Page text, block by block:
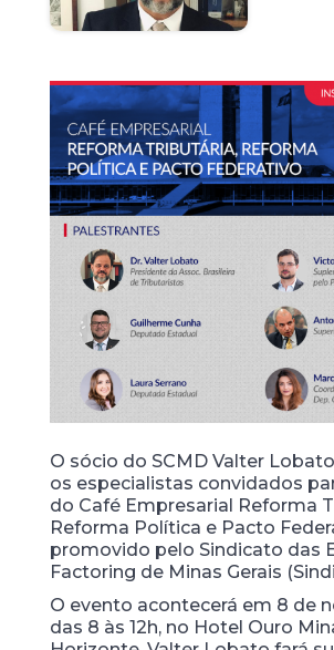
O sócio do SCMD Valter
os especialistas convidados
do Café Empresarial Reforma
Reforma Política e Pacto
promovido pelo Sindicato das
Factoring de Minas Gerais
O evento acontecerá em 8 de
das 8 às 12h, no Hotel Ouro